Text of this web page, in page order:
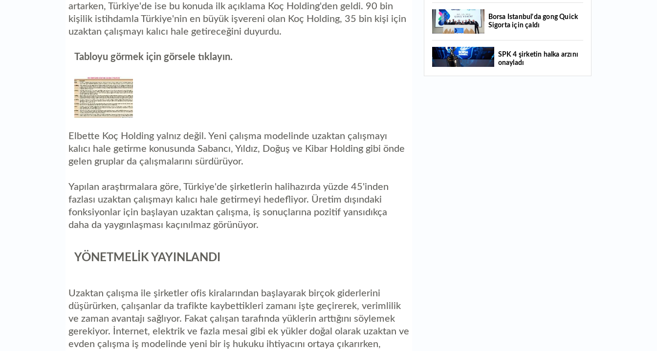
artarken, Türkiye'de ise bu konuda ilk açıklama Koç Holding'den geldi. 90 bin
kişilik istihdamla Türkiye'nin en büyük işvereni olan Koç Holding, 35 bin kişi için
uzaktan çalışmayı kalıcı hale getireceğini duyurdu.
Tabloyu görmek için görsele tıklayın.
Elbette Koç Holding yalnız değil. Yeni çalışma modelinde uzaktan çalışmayı
kalıcı hale getirme konusunda Sabancı, Yıldız, Doğuş ve Kibar Holding gibi önde
gelen gruplar da çalışmalarını sürdürüyor.
Yapılan araştırmalara göre, Türkiye'de şirketlerin halihazırda yüzde 45'inden
fazlası uzaktan çalışmayı kalıcı hale getirmeyi hedefliyor. Üretim dışındaki
fonksiyonlar için başlayan uzaktan çalışma, iş sonuçlarına pozitif yansıdıkça
daha da yaygınlaşması kaçınılmaz görünüyor.
YÖNETMELİK YAYINLANDI
Uzaktan çalışma ile şirketler ofis kiralarından başlayarak birçok giderlerini
düşürürken, çalışanlar da trafikte kaybettikleri zamanı işte geçirerek, verimlilik
ve zaman avantajı sağlıyor. Fakat çalışan tarafında yüklerin arttığını söylemek
gerekiyor. İnternet, elektrik ve fazla mesai gibi ek yükler doğal olarak uzaktan ve
evden çalışma iş modelinde yeni bir iş hukuku ihtiyacını ortaya çıkarırken,
14:39
liraya geriledi
14:29 Türkiye'de her 4 kişiden 3'ü internet
bankacılığı kullanıyor
14:26 Türkiye'nin 2026 dijital karnesi: En çok
Borsa İstanbul'da gong Quick
Sigorta için çaldı
SPK 4 şirketin halka arzını
onayladı